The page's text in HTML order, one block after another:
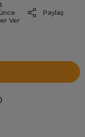
Ver
Paylaş